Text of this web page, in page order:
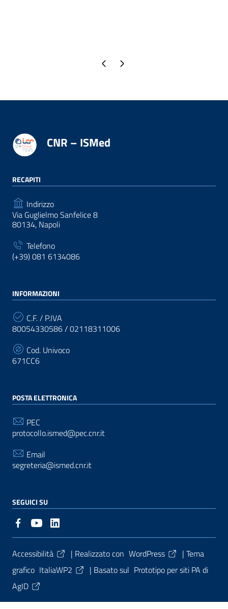
Pagina precedente
Pagina successiva
CNR – ISMed
RECAPITI
Indirizzo
Via Guglielmo Sanfelice 8
80134, Napoli
Telefono
(+39) 081 6134086
INFORMAZIONI
C.F. / P.IVA
80054330586 / 02118311006
Cod. Univoco
671CC6
POSTA ELETTRONICA
PEC
protocollo.ismed@pec.cnr.it
Email
segreteria@ismed.cnr.it
SEGUICI SU
Sezione Link Utili
Accessibilità | Realizzato con WordPress | Tema
grafico ItaliaWP2 | Basato sul Prototipo per siti PA di
AgID